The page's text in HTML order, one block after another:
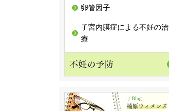
卵管因子
子宮内膜症による不妊の治
療